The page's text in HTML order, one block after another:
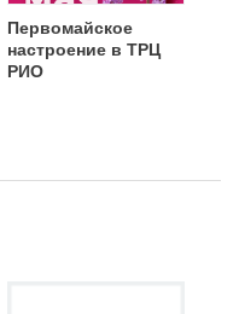
Первомайское
настроение в ТРЦ
РИО